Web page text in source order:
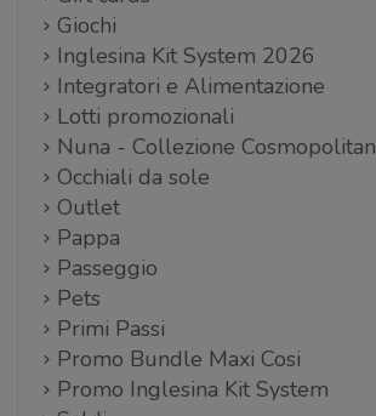
Giochi
Inglesina Kit System 2026
Integratori e Alimentazione
Lotti promozionali
Nuna - Collezione Cosmopolitan
Occhiali da sole
Outlet
Pappa
Passeggio
Pets
Primi Passi
Promo Bundle Maxi Cosi
Promo Inglesina Kit System